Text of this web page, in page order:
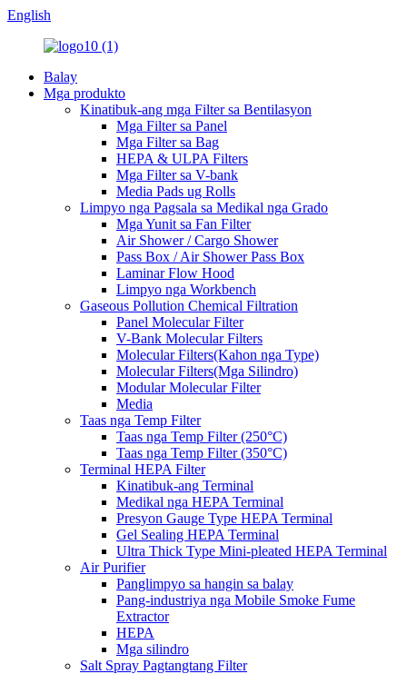
English
Balay
Mga produkto
Kinatibuk-ang mga Filter sa Bentilasyon
Mga Filter sa Panel
Mga Filter sa Bag
HEPA & ULPA Filters
Mga Filter sa V-bank
Media Pads ug Rolls
Limpyo nga Pagsala sa Medikal nga Grado
Mga Yunit sa Fan Filter
Air Shower / Cargo Shower
Pass Box / Air Shower Pass Box
Laminar Flow Hood
Limpyo nga Workbench
Gaseous Pollution Chemical Filtration
Panel Molecular Filter
V-Bank Molecular Filters
Molecular Filters(Kahon nga Type)
Molecular Filters(Mga Silindro)
Modular Molecular Filter
Media
Taas nga Temp Filter
Taas nga Temp Filter (250°C)
Taas nga Temp Filter (350°C)
Terminal HEPA Filter
Kinatibuk-ang Terminal
Medikal nga HEPA Terminal
Presyon Gauge Type HEPA Terminal
Gel Sealing HEPA Terminal
Ultra Thick Type Mini-pleated HEPA Terminal
Air Purifier
Panglimpyo sa hangin sa balay
Pang-industriya nga Mobile Smoke Fume
Extractor
HEPA
Mga silindro
Salt Spray Pagtangtang Filter